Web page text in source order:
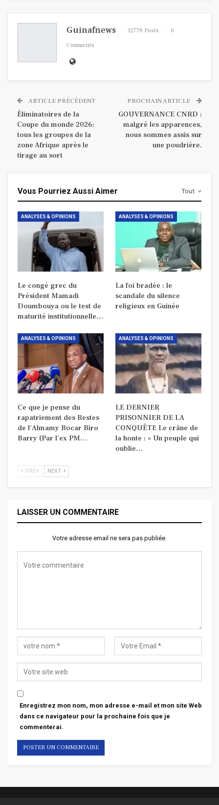
Guinafnews 12776 Posts
0
Comments
ARTICLE PRÉCÉDENT
Éliminatoires de la
Coupe du monde 2026:
tous les groupes de la
zone Afrique après le
tirage au sort
PROCHAIN ARTICLE
GOUVERNANCE CNRD :
malgré les apparences,
nous sommes assis sur
une poudrière.
Tout
Vous Pourriez Aussi Aimer
ANALYSES & OPINIONS
Le congé grec du
Président Mamadi
Doumbouya ou le test de
maturité institutionnelle…
ANALYSES & OPINIONS
La foi bradée : le
scandale du silence
religieux en Guinée
ANALYSES & OPINIONS
Ce que je pense du
rapatriement des Restes
de l’Almamy Bocar Biro
Barry (Par l’ex PM…
ANALYSES & OPINIONS
LE DERNIER
PRISONNIER DE LA
CONQUÊTE Le crâne de
la honte : « Un peuple qui
oublie…
PREV NEXT
LAISSER UN COMMENTAIRE
Votre adresse email ne sera pas publiée.
Enregistrez mon nom, mon adresse e-mail et mon site Web
dans ce navigateur pour la prochaine fois que je
commenterai.